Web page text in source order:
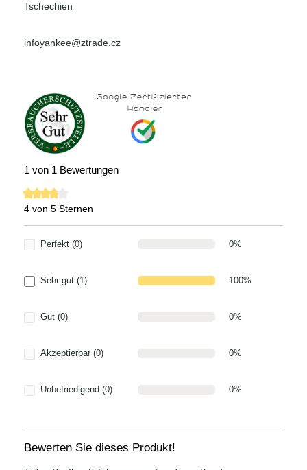
Tschechien
infoyankee@ztrade.cz
1 von 1 Bewertungen
Durchschnittliche Bewertung von 4 von 5 Sternen
4 von 5 Sternen
Perfekt (0) 0%
Sehr gut (1) 100%
Gut (0) 0%
Akzeptierbar (0) 0%
Unbefriedigend (0) 0%
Bewerten Sie dieses Produkt!